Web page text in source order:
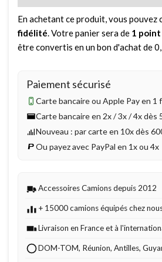
En achetant ce produit, vous pouvez
fidélité. Votre panier sera de 1 point
être convertis en un bon d'achat de
Paiement sécurisé
Carte bancaire ou Apple Pay en 1
Carte bancaire en 2x / 3x / 4x dès
Nouveau : par carte en 10x dès
Ou payez avec PayPal en 1x ou 4x
Accessoires Camions depuis 2012
+ 15000 camions équipés chez
Livraison en France et à
DOM-TOM, Réunion, Antilles,